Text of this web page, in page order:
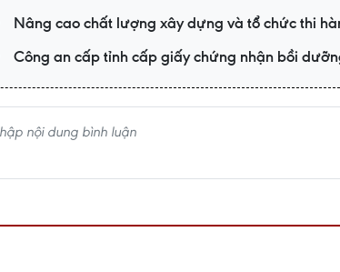
Nâng cao chất lượng xây dựng và tổ chức thi
Công an cấp tỉnh cấp giấy chứng nhận bồi